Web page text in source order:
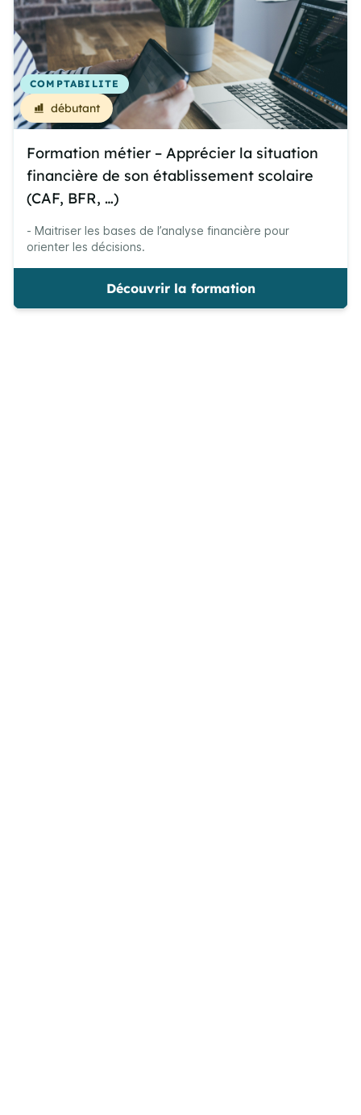
COMPTABILITE
débutant
Formation métier – Apprécier la situation
financière de son établissement scolaire
(CAF, BFR, …)
- Maitriser les bases de l’analyse financière pour
orienter les décisions.
Découvrir la formation